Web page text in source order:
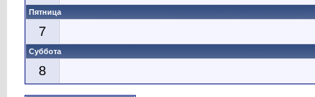
Пятница
7
Суббота
8